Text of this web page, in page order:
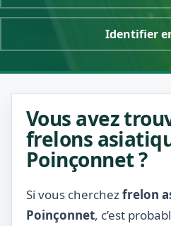
Identifier
Vous avez
frelons
Poinçonnet ?
Si vous cherchezfrelon
Poinçonnet, c’est